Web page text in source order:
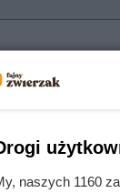
na oko
które bardzo
naszych 1160